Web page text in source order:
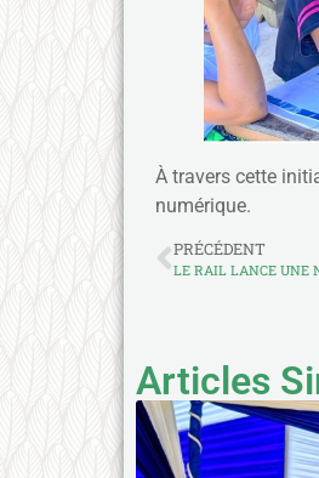
À travers cette
numérique.
PRÉCÉDENT
LE RAIL LANCE UNE
Articles